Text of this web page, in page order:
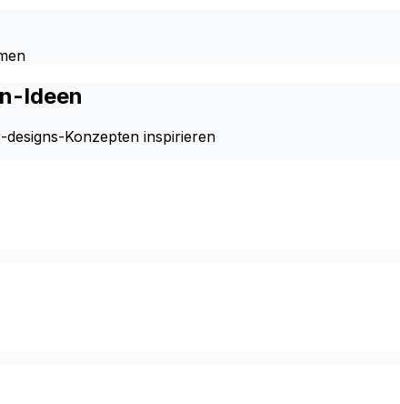
Ideen
Konzepten inspirieren